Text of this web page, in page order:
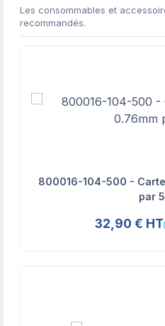
Les consommables et
recommandés.
800016-104-500 -
par
32,90 € HT